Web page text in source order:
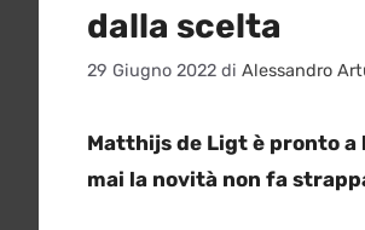
dalla scelta
29 Giugno 2022 di Alessandro
Matthijs de Ligt è pronto
mai la novità non fa